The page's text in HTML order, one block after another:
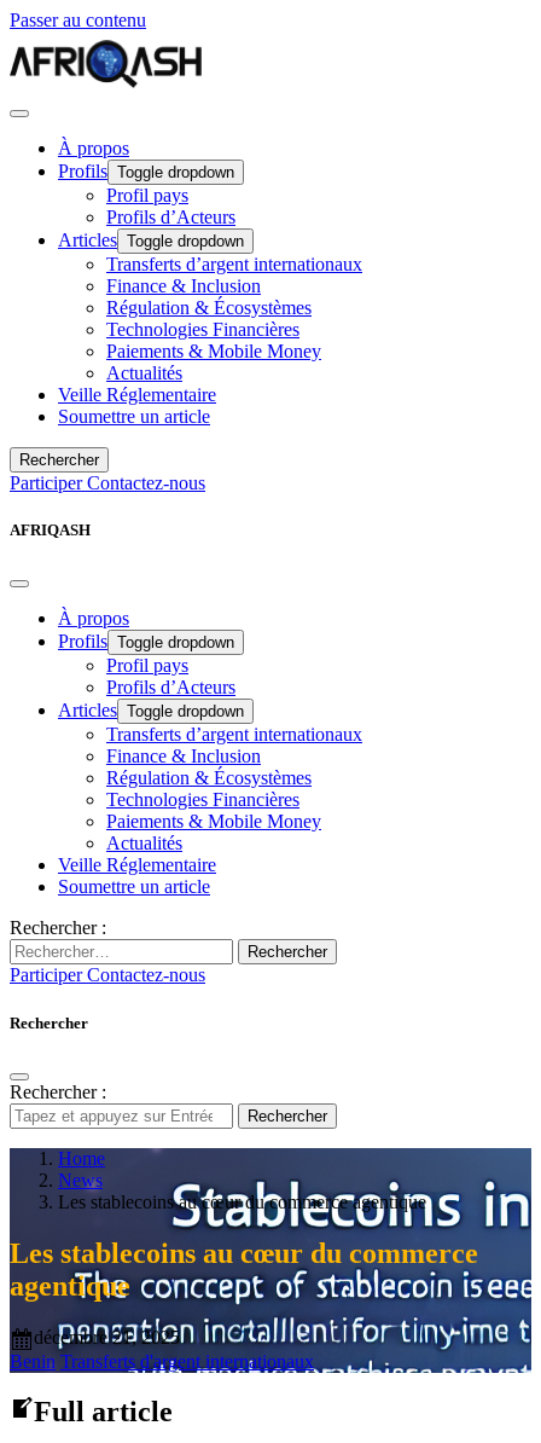
Passer au contenu
À propos
Profils Toggle dropdown
Profil pays
Profils d’Acteurs
Articles Toggle dropdown
Transferts d’argent internationaux
Finance & Inclusion
Régulation & Écosystèmes
Technologies Financières
Paiements & Mobile Money
Actualités
Veille Réglementaire
Soumettre un article
Rechercher
ParticiperContactez-nous
AFRIQASH
À propos
Profils Toggle dropdown
Profil pays
Profils d’Acteurs
Articles Toggle dropdown
Transferts d’argent internationaux
Finance & Inclusion
Régulation & Écosystèmes
Technologies Financières
Paiements & Mobile Money
Actualités
Veille Réglementaire
Soumettre un article
Rechercher :
Rechercher
ParticiperContactez-nous
Rechercher
Rechercher :
Rechercher
Home
News
Les stablecoins au cœur du commerce agentique
Les stablecoins au cœur du commerce
agentique
décembre 21, 2025
Benin Transferts d'argent internationaux
Full article